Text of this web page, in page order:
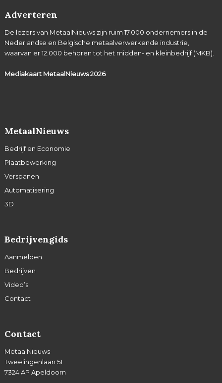
Adverteren
De lezers van MetaalNieuws zijn ruim 17.000 ondernemers in de
Nederlandse en Belgische metaalverwerkende industrie,
waarvan er 12.000 behoren tot het midden- en kleinbedrijf (MKB).
Mediakaart MetaalNieuws2026
MetaalNieuws
Bedrijf en Economie
Plaatbewerking
Verspanen
Automatisering
3D
Bedrijvengids
Aanmelden
Bedrijven
Video’s
Contact
Contact
MetaalNieuws
Tweelingenlaan 51
7324 AP Apeldoorn